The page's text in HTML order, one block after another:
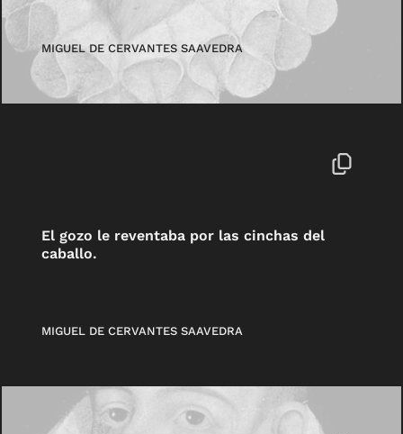
MIGUEL DE CERVANTES SAAVEDRA
El gozo le reventaba por las cinchas del
caballo.
MIGUEL DE CERVANTES SAAVEDRA